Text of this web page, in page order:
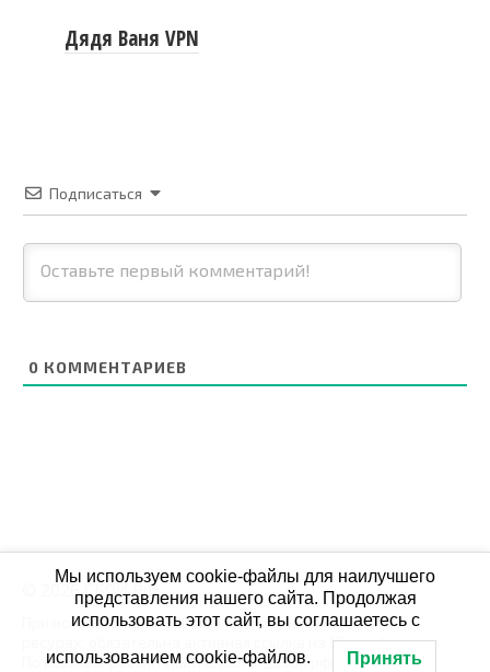
Дядя Ваня VPN
Подписаться
0 КОММЕНТАРИЕВ
© 2026 СБОЙ.РФ
При использовании данных мониторинга на своих
ресурах, обязательна активная ссылка на Сбой.рф
По всем вопросам пишите: admin@сбой.рф
Мы используем cookie-файлы для наилучшего
представления нашего сайта. Продолжая
использовать этот сайт, вы соглашаетесь с
использованием cookie-файлов. Принять